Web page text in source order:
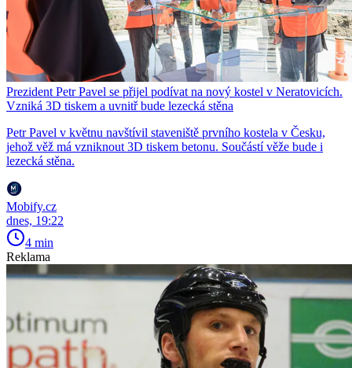
Prezident Petr Pavel se přijel podívat na nový kostel v Neratovicích.
Vzniká 3D tiskem a uvnitř bude lezecká stěna
Petr Pavel v květnu navštívil staveniště prvního kostela v Česku,
jehož věž má vzniknout 3D tiskem betonu. Součástí věže bude i
lezecká stěna.
Mobify.cz
dnes, 19:22
4 min
Reklama